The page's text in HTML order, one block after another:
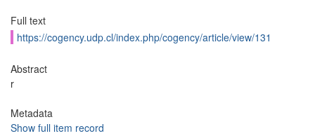
Full text
https://cogency.udp.cl/index.php/cogency/article/view/131
Abstract
r
Metadata
Show full item record